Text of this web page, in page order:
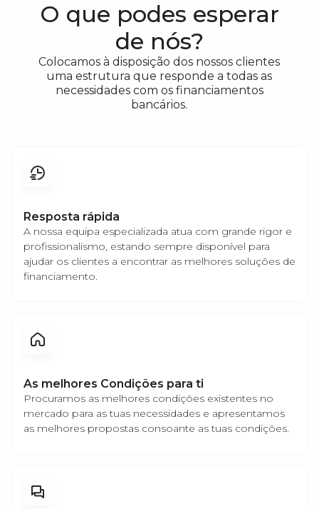
O que podes esperar
de nós?
Colocamos à disposição dos nossos clientes
uma estrutura que responde a todas as
necessidades com os financiamentos
bancários.
Resposta rápida
A nossa equipa especializada atua com grande rigor e
profissionalismo, estando sempre disponível para
ajudar os clientes a encontrar as melhores soluções de
financiamento.
As melhores Condições para ti
Procuramos as melhores condições existentes no
mercado para as tuas necessidades e apresentamos
as melhores propostas consoante as tuas condições.